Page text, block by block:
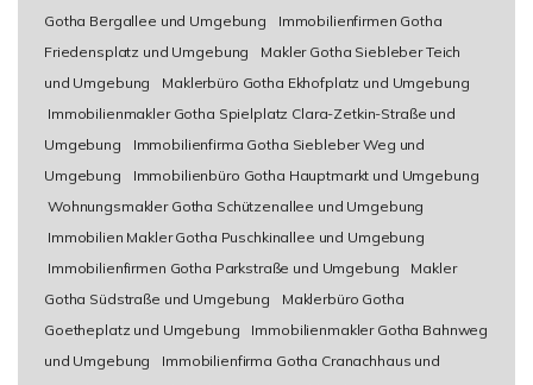
Gotha Bergallee und Umgebung
Immobilienfirmen Gotha
Friedensplatz und Umgebung
Makler Gotha Siebleber Teich
und Umgebung
Maklerbüro Gotha Ekhofplatz und Umgebung
Immobilienmakler Gotha Spielplatz Clara-Zetkin-Straße und
Umgebung
Immobilienfirma Gotha Siebleber Weg und
Umgebung
Immobilienbüro Gotha Hauptmarkt und Umgebung
Wohnungsmakler Gotha Schützenallee und Umgebung
Immobilien Makler Gotha Puschkinallee und Umgebung
Immobilienfirmen Gotha Parkstraße und Umgebung
Makler
Gotha Südstraße und Umgebung
Maklerbüro Gotha
Goetheplatz und Umgebung
Immobilienmakler Gotha Bahnweg
und Umgebung
Immobilienfirma Gotha Cranachhaus und